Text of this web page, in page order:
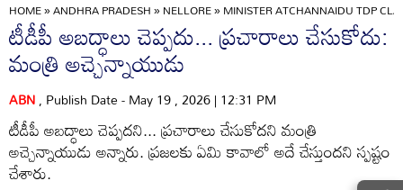
HOME»ANDHRA PRADESH»NELLORE»MINISTER ATCHANNAIDU TDP
టీడీపీ అబద్ధాలు చెప్పదు... ప్రచారాలు చేసుకోదు:
మంత్రి అచ్చెన్నాయుడు
ABN, Publish Date - May 19 , 2026 | 12:31 PM
టీడీపీ అబద్ధాలు చెప్పదని... ప్రచారాలు చేసుకోదని మంత్రి
అచ్చెన్నాయుడు అన్నారు. ప్రజలకు ఏమి కావాలో అదే చేస్తుందని స్పష్టం
చేశారు.